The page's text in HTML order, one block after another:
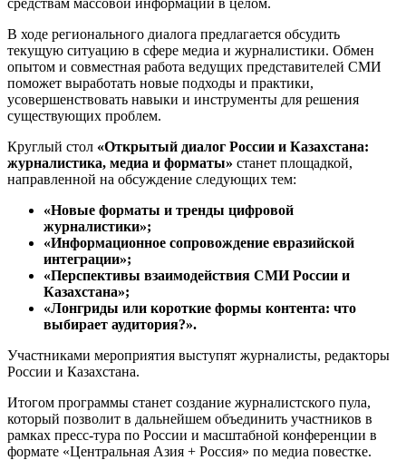
В ходе регионального диалога предлагается обсудить
текущую ситуацию в сфере медиа и журналистики. Обмен
опытом и совместная работа ведущих представителей СМИ
поможет выработать новые подходы и практики,
усовершенствовать навыки и инструменты для решения
существующих проблем.
Круглый стол «Открытый диалог России и Казахстана:
журналистика, медиа и форматы» станет площадкой,
направленной на обсуждение следующих тем:
«Новые форматы и тренды цифровой
журналистики»;
«Информационное сопровождение евразийской
интеграции»;
«Перспективы взаимодействия СМИ России и
Казахстана»;
«Лонгриды или короткие формы контента: что
выбирает аудитория?».
Участниками мероприятия выступят журналисты, редакторы
России и Казахстана.
Итогом программы станет создание журналистского пула,
который позволит в дальнейшем объединить участников в
рамках пресс-тура по России и масштабной конференции в
формате «Центральная Азия + Россия» по медиа повестке.